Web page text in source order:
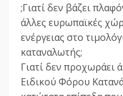
;Γιατί δεν βάζει
άλλες ευρωπαϊκές
ενέργειας στο
καταναλωτής;
Γιατί δεν προχωράει
Ειδικού Φόρου